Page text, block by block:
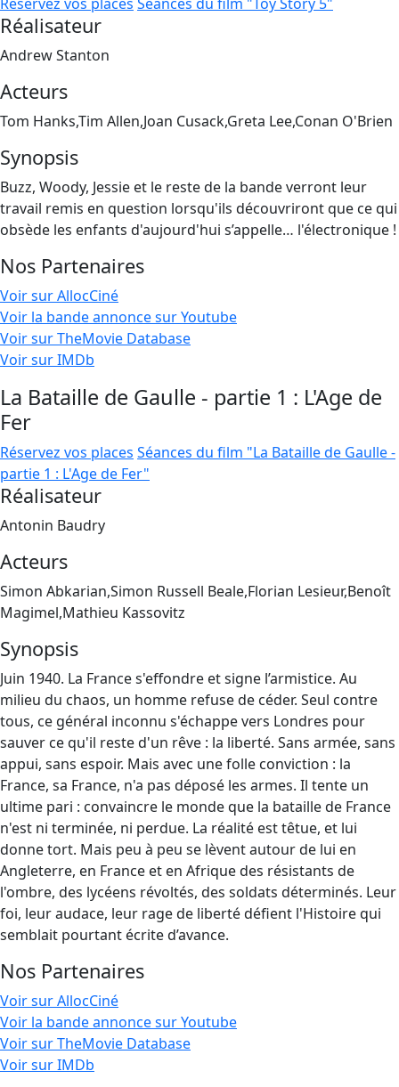
Réalisateur
Andrew Stanton
Acteurs
Tom Hanks,Tim Allen,Joan Cusack,Greta Lee,Conan O'Brien
Synopsis
Buzz, Woody, Jessie et le reste de la bande verront leur
travail remis en question lorsqu'ils découvriront que ce qui
obsède les enfants d'aujourd'hui s’appelle… l'électronique !
Nos Partenaires
Voir sur AllocCiné
Voir la bande annonce sur Youtube
Voir sur TheMovie Database
Voir sur IMDb
La Bataille de Gaulle - partie 1 : L'Age de
Fer
Réservez vos places Séances du film "La Bataille de Gaulle -
partie 1 : L'Age de Fer"
Réalisateur
Antonin Baudry
Acteurs
Simon Abkarian,Simon Russell Beale,Florian Lesieur,Benoît
Magimel,Mathieu Kassovitz
Synopsis
Juin 1940. La France s'effondre et signe l’armistice. Au
milieu du chaos, un homme refuse de céder. Seul contre
tous, ce général inconnu s'échappe vers Londres pour
sauver ce qu'il reste d'un rêve : la liberté. Sans armée, sans
appui, sans espoir. Mais avec une folle conviction : la
France, sa France, n'a pas déposé les armes. Il tente un
ultime pari : convaincre le monde que la bataille de France
n'est ni terminée, ni perdue. La réalité est têtue, et lui
donne tort. Mais peu à peu se lèvent autour de lui en
Angleterre, en France et en Afrique des résistants de
l'ombre, des lycéens révoltés, des soldats déterminés. Leur
foi, leur audace, leur rage de liberté défient l'Histoire qui
semblait pourtant écrite d’avance.
Nos Partenaires
Voir sur AllocCiné
Voir la bande annonce sur Youtube
Voir sur TheMovie Database
Voir sur IMDb